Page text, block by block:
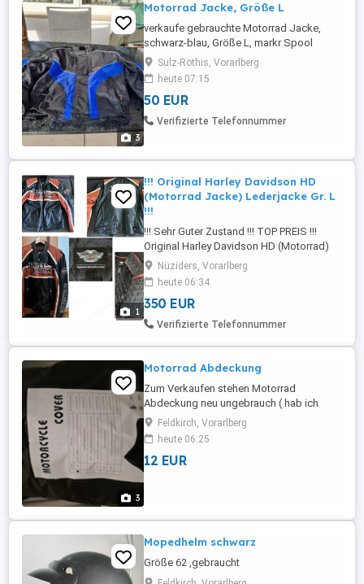
3
Motorrad Jacke, Größe L
verkaufe gebrauchte Motorrad Jacke,
schwarz-blau, Größe L, markr Spool
Sulz-Röthis, Vorarlberg
heute 07:15
50 EUR
Verifizierte Telefonnummer
1
!!! Original Harley Davidson HD
(Motorrad Jacke) Lederjacke Gr. L
!!!
!!! Sehr Guter Zustand !!! TOP PREIS !!!
Original Harley Davidson HD (Motorrad)
Lederjacke in sehr gutem Zustand wenig
getragen. --> sowohl für Herren und
Damen zu tragen * Sehr angenehm zu
Tragen (mit und ohne Motorrad ). Jacke *
Ein echter Hingucker sowohl auf dem
Nüziders, Vorarlberg
heute 06:34
350 EUR
Verifizierte Telefonnummer
3
Motorrad Abdeckung
Zum Verkaufen stehen Motorrad
Abdeckung neu ungebrauch ( hab ich
falsch bestellt, grösse mass mich nicht)
Feldkirch, Vorarlberg
heute 06:25
12 EUR
Mopedhelm schwarz
Größe 62 ,gebraucht